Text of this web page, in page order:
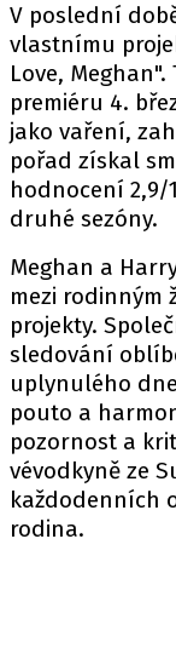
V poslední
vlastnímu
Love,
premiéru 4.
jako vaření,
pořad získal
hodnocení 2,9/
druhé sezóny.
Meghan a
mezi rodinným
projekty.
sledování
uplynulého
pouto a
pozornost a
vévodkyně ze
každodenních
rodina.